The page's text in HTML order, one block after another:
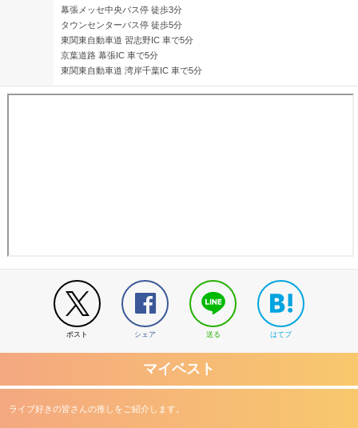
幕張メッセ中央バス停 徒歩3分
タウンセンターバス停 徒歩5分
東関東自動車道 習志野IC 車で5分
京葉道路 幕張IC 車で5分
東関東自動車道 湾岸千葉IC 車で5分
ポスト シェア 送る はてブ
マイベスト
ライブ好きの皆さんの推しをご紹介します。